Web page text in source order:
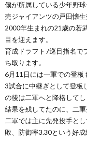
僕が所属している少年野
売ジャイアンツの戸田懐生
2000年生まれの21歳の若
目を迎えます。
育成ドラフト7巡目指名で
ち取ります。
6月11日には一軍での登板
3試合に中継ぎとして登板
の後は二軍へと降格してし
結果を残してたのに、二軍
二軍では主に先発投手と
敗、防御率3.30という好成